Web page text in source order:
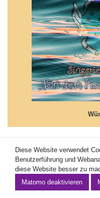
Nach den
11
Wer
Wer
... hier wird
This site uses cookies.
web analytics and help to
Mehr Informationen
Diese Website verwendet
Benutzerführung und
diese Website besser zu